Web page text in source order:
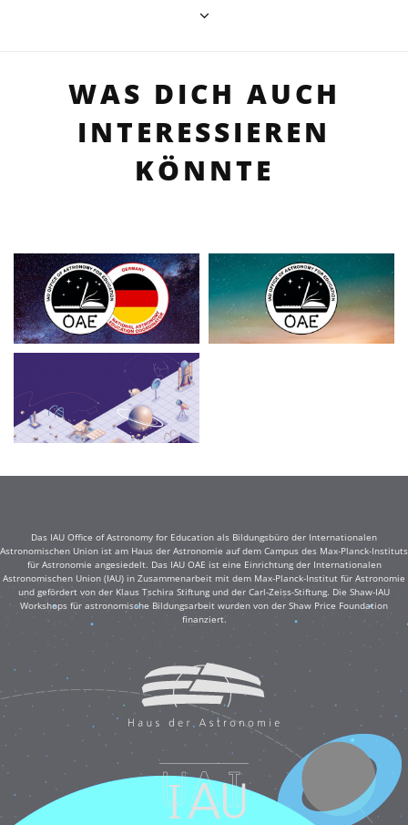
WAS DICH AUCH
INTERESSIEREN
KÖNNTE
Das IAU Office of Astronomy for Education als Bildungsbüro der Internationalen
Astronomischen Union ist am Haus der Astronomie auf dem Campus des Max-Planck-Instituts
für Astronomie angesiedelt. Das IAU OAE ist eine Einrichtung der Internationalen
Astronomischen Union (IAU) in Zusammenarbeit mit dem Max-Planck-Institut für Astronomie
und gefördert von der Klaus Tschira Stiftung und der Carl-Zeiss-Stiftung. Die Shaw-IAU
Workshops für astronomische Bildungsarbeit wurden von der Shaw Price Foundation
finanziert.